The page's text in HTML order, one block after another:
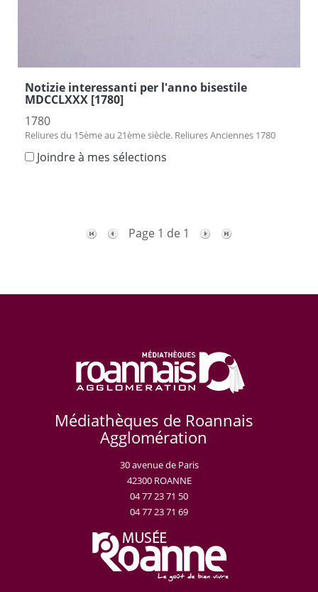
Notizie interessanti per l'anno bisestile
MDCCLXXX [1780]
1780
Reliures du 15ème au 21ème siècle. Reliures Anciennes 1780
Joindre à mes sélections
Page 1 de 1
Médiathèques de Roannais
Agglomération
30 avenue de Paris
42300 ROANNE
04 77 23 71 50
04 77 23 71 69